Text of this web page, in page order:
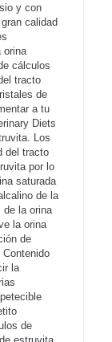
y con
calidad
orina
cálculos
tracto
de
a tu
Diets
Los
del tracto
por lo
saturada
de la
de la orina
la orina
de
la
de